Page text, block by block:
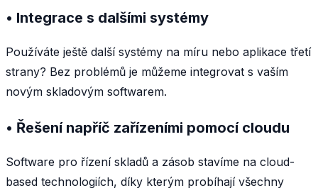
• Integrace s dalšími systémy
Používáte ještě další systémy na míru nebo aplikace třetí
strany? Bez problémů je můžeme integrovat s vaším
novým skladovým softwarem.
• Řešení napříč zařízeními pomocí cloudu
Software pro řízení skladů a zásob stavíme na cloud-
based technologiích, díky kterým probíhají všechny